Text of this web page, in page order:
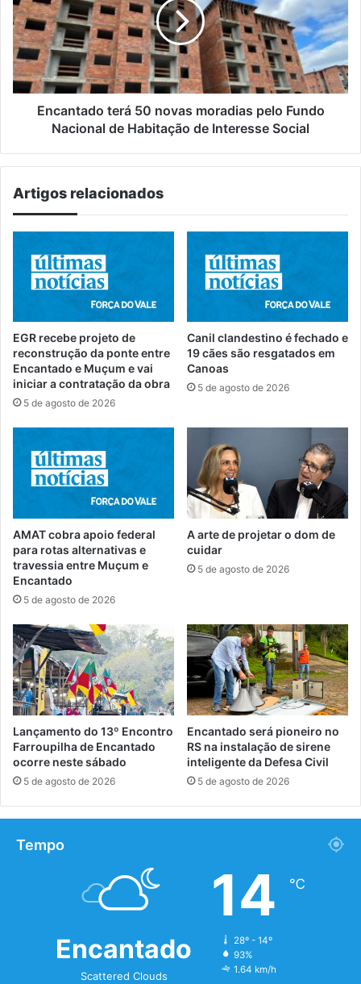
novas
moradias
pelo
Fundo
Nacional
de
Habitação
Social
Encantado terá 50 novas moradias pelo Fundo
Nacional de Habitação de Interesse Social
Artigos relacionados
EGR recebe projeto de
reconstrução da ponte entre
Encantado e Muçum e vai
iniciar a contratação da obra
5 de agosto de 2026
Canil clandestino é fechado e
19 cães são resgatados em
Canoas
5 de agosto de 2026
AMAT cobra apoio federal
para rotas alternativas e
travessia entre Muçum e
Encantado
5 de agosto de 2026
A arte de projetar o dom de
cuidar
5 de agosto de 2026
Lançamento do 13º Encontro
Farroupilha de Encantado
ocorre neste sábado
5 de agosto de 2026
Encantado será pioneiro no
RS na instalação de sirene
inteligente da Defesa Civil
5 de agosto de 2026
Tempo
Encantado
Scattered Clouds
14 ℃
28º - 14º
93%
1.64 km/h